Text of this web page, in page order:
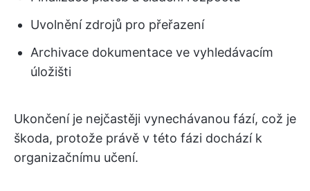
Uvolnění zdrojů pro přeřazení
Archivace dokumentace ve vyhledávacím
úložišti
Ukončení je nejčastěji vynechávanou fází, což je
škoda, protože právě v této fázi dochází k
organizačnímu učení.